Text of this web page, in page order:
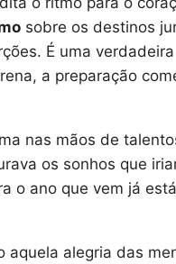
sobre os destinos
É uma
a preparação
nas mãos de
os sonhos que
ano que vem já
aquela alegria das